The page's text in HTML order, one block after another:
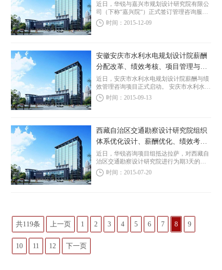
近日，华锐与嘉兴市规划设计研究院有限公
司（下称“嘉兴院“）正式签订管理咨询服务
合同。华锐将在4个月的时间内，为嘉兴院
提供“院所二级管理模式完善”、“组织体
时间：2015-12-09
安徽安庆市水利水电规划设计院薪酬
分配改革、绩效考核、项目管理与考
核咨询项目启动
近日，安庆市水利水电规划设计院薪酬与绩
效管理咨询项目正式启动。 安庆市水利水电
规划设计院成立于1956年，是当地唯一一家
水利乙级设计单位，现持有水利全行业设
时间：2015-09-13
西藏自治区交通勘察设计研究院组织
体系优化设计、薪酬优化、绩效考
核、项目管理与考核优化项目启动
近日，华锐咨询项目组抵达拉萨，对西藏自
治区交通勘察设计研究院进行为期3天的访
谈与调研，该院综合管理咨询项目正式启
动。 西藏院组建于1963年，经过近40年的发
时间：2015-07-20
共119条 上一页 1 2 3 4 5 6 7 8 9
10 11 12 下一页